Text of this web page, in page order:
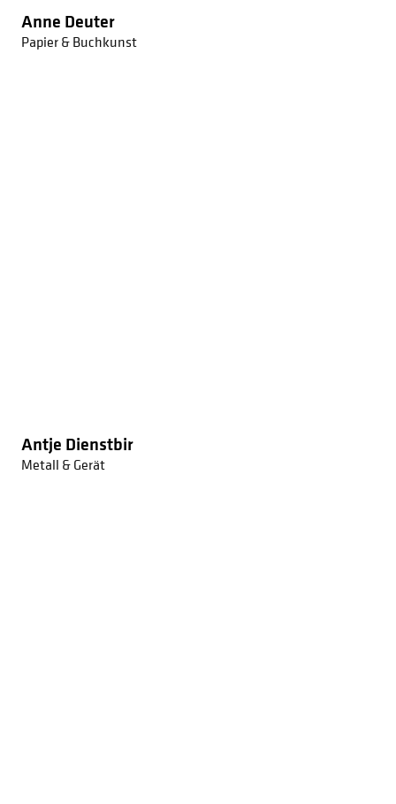
Anne Deuter
Papier & Buchkunst
Antje Dienstbir
Metall & Gerät